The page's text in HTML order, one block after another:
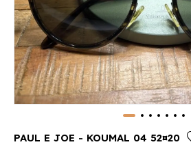
PAUL E JOE - KOUMAL 04 52¤20